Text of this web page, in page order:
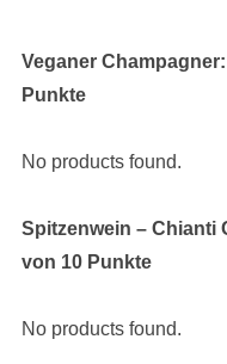
Veganer
Punkte
No products found.
Spitzenwein – Chianti
von 10 Punkte
No products found.